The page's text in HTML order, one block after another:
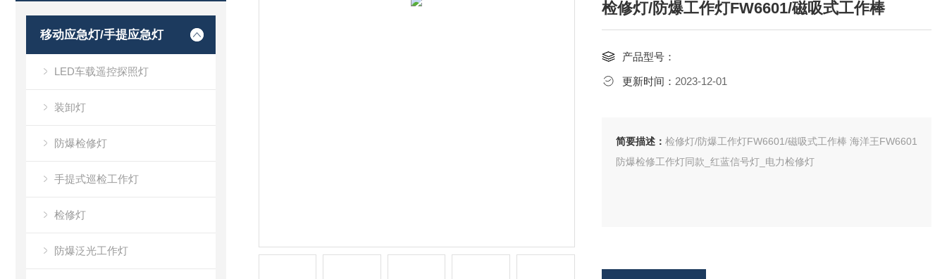
移动应急灯/手提应急灯
LED车载遥控探照灯
装卸灯
防爆检修灯
手提式巡检工作灯
检修灯
防爆泛光工作灯
检修灯/防爆工作灯FW6601/磁吸式工作棒
产品型号：
更新时间： 2023-12-01
简要描述： 检修灯/防爆工作灯FW6601/磁吸式工作棒 海洋王FW6601
防爆检修工作灯同款_红蓝信号灯_电力检修灯